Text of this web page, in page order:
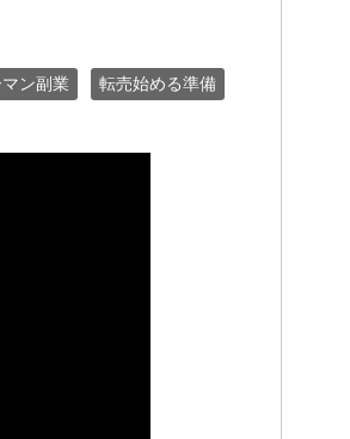
ン副業 転売始める準備